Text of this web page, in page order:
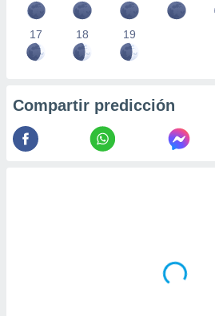
17 18 19
Compartir predicción